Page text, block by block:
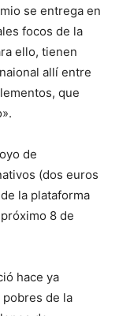
se entrega en
focos de la
ello, tienen
allí entre
que
de
(dos euros
la plataforma
8 de
hace ya
pobres de la